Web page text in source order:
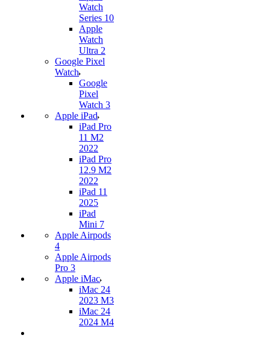
Watch
Series 10
Apple
Watch
Ultra 2
Google Pixel
Watch
Google
Pixel
Watch 3
Apple iPad
iPad Pro
11 M2
2022
iPad Pro
12.9 M2
2022
iPad 11
2025
iPad
Mini 7
Apple Airpods
4
Apple Airpods
Pro 3
Apple iMac
iMac 24
2023 M3
iMac 24
2024 M4